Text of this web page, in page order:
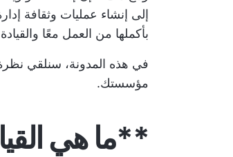
إلى إنشاء عمليات وثقافة
بأكملها من العمل معًا
في هذه المدونة، سنلقي
مؤسستك.
**ما هي